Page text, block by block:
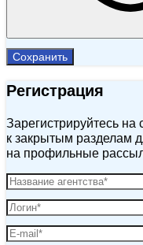
Сохранить
Регистрация
Зарегистрируйтесь на
к закрытым разделам
на профильные